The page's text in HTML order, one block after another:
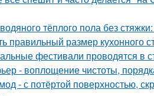
тёплого пола без
правильный размер кухонного
фестивали проводятся в
- воплощение чистоты,
- с потёртой поверхностью,